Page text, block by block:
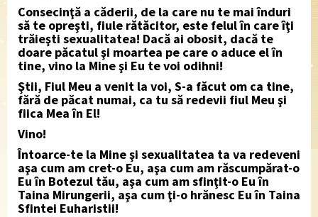
Consecinţă a căderii, de la care nu te mai înduri
să te opreşti, fiule rătăcitor, este felul în care îţi
trăieşti sexualitatea! Dacă ai obosit, dacă te
doare păcatul şi moartea pe care o aduce el în
tine, vino la Mine şi Eu te voi odihni!
Ştii, Fiul Meu a venit la voi, S-a făcut om ca tine,
fără de păcat numai, ca tu să redevii fiul Meu şi
fiica Mea în El!
Vino!
Întoarce-te la Mine şi sexualitatea ta va redeveni
aşa cum am cret-o Eu, aşa cum am răscumpărat-o
Eu în Botezul tău, aşa cum am sfinţit-o Eu în
Taina Mirungerii, aşa cum ţi-o hrănesc Eu în Taina
Sfintei Euharistii!